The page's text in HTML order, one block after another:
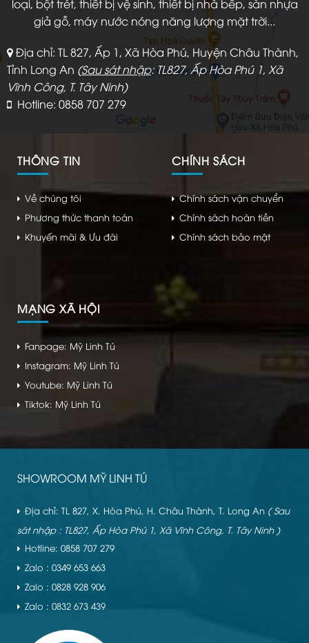
loại, bột trét, thiết bị vệ sinh, thiết bị nhà bếp, sàn nhựa
giả gỗ, máy nước nóng năng lượng mặt trời...
Địa chỉ: TL 827, Ấp 1, Xã Hòa Phú, Huyện Châu Thành,
Tỉnh Long An (Sau sát nhập: TL827, Ấp Hòa Phú 1, Xã
Vĩnh Công, T. Tây Ninh)
Hotline: 0858 707 279
THÔNG TIN
Về chúng tôi
Phương thức thanh toán
Khuyến mãi & Ưu đãi
CHÍNH SÁCH
Chính sách vận chuyển
Chính sách hoàn tiền
Chính sách bảo mật
MẠNG XÃ HỘI
Fanpage: Mỹ Linh Tú
Instagram: Mỹ Linh Tú
Youtube: Mỹ Linh Tú
Tiktok: Mỹ Linh Tú
SHOWROOM MỸ LINH TÚ
Địa chỉ: TL 827, X. Hòa Phú, H. Châu Thành, T. Long An ( Sau
sát nhập : TL827, Ấp Hòa Phú 1, Xã Vĩnh Công, T. Tây Ninh )
Hotline: 0858 707 279
Zalo : 0349 653 663
Zalo : 0828 928 906
Zalo : 0832 673 439